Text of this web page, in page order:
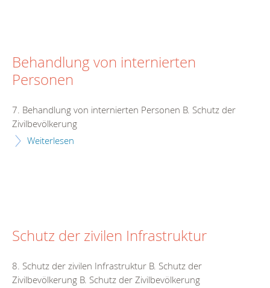
Behandlung von internierten
Personen
7. Behandlung von internierten Personen B. Schutz der
Zivilbevölkerung
Weiterlesen
Schutz der zivilen Infrastruktur
8. Schutz der zivilen Infrastruktur B. Schutz der
Zivilbevölkerung B. Schutz der Zivilbevölkerung